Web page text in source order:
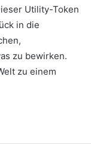
Utility-Token
in die
zu bewirken.
zu einem